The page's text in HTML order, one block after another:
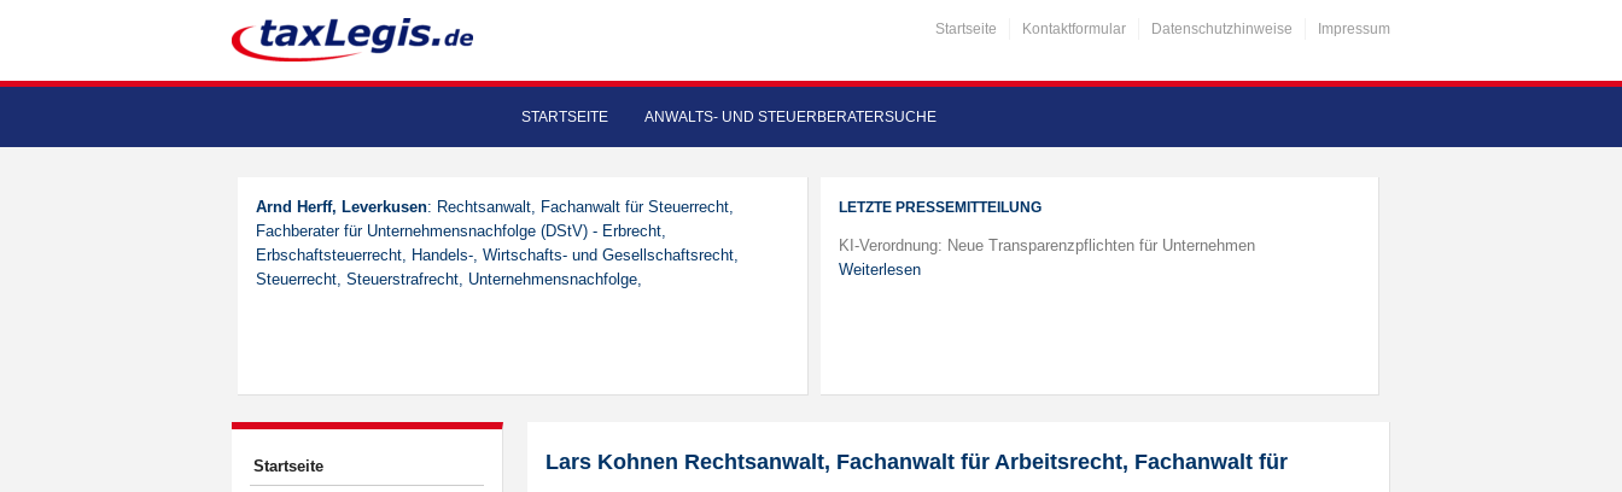
Startseite Kontaktformular Datenschutzhinweise Impressum
STARTSEITE ANWALTS- UND STEUERBERATERSUCHE
Arnd Herff, Leverkusen: Rechtsanwalt, Fachanwalt für Steuerrecht,
Fachberater für Unternehmensnachfolge (DStV) - Erbrecht,
Erbschaftsteuerrecht, Handels-, Wirtschafts- und Gesellschaftsrecht,
Steuerrecht, Steuerstrafrecht, Unternehmensnachfolge,
LETZTE PRESSEMITTEILUNG
KI-Verordnung: Neue Transparenzpflichten für Unternehmen
Weiterlesen
Startseite
Lars Kohnen Rechtsanwalt, Fachanwalt für Arbeitsrecht, Fachanwalt für